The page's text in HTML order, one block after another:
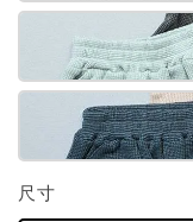
尺寸